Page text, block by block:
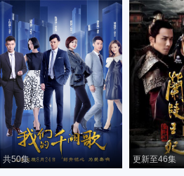
共50集 更新至46集